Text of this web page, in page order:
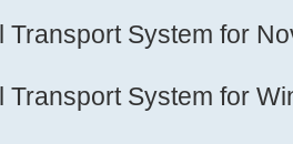
Transport System for
Transport System for